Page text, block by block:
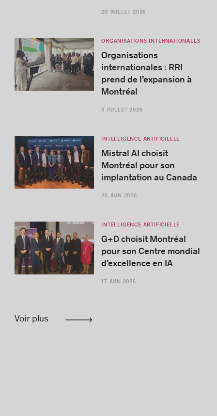
20 JUILLET 2026
ORGANISATIONS INTERNATIONALES
Organisations
internationales : RRI
prend de l’expansion à
Montréal
9 JUILLET 2026
INTELLIGENCE ARTIFICIELLE
Mistral AI choisit
Montréal pour son
implantation au Canada
25 JUIN 2026
INTELLIGENCE ARTIFICIELLE
G+D choisit Montréal
pour son Centre mondial
d’excellence en IA
17 JUIN 2026
Voir plus